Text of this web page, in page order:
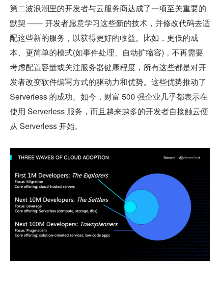
第二波浪潮里的开发者与云服务商达成了一项至关重要的
默契 —— 开发者愿意学习这些新的技术，并修改代码去适
配这些新的服务，以获得更好的收益。比如，更低的成
本、更简单的模式(如事件处理、自动扩缩容)，不再需要
考虑配置容量或关注服务器健康程度，所有这些都是对开
发者改变软件编写方式的驱动力和优势。这些优势推动了
Serverless 的成功。如今，财富 500 强企业几乎都表示在
使用 Serverless 服务，而且越来越多的开发者自接触云便
从 Serverless 开始。